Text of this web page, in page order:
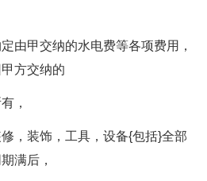
由甲交纳的水电费等各项费用，
方交纳的
，
，装饰，工具，设备{包括}全部
满后，